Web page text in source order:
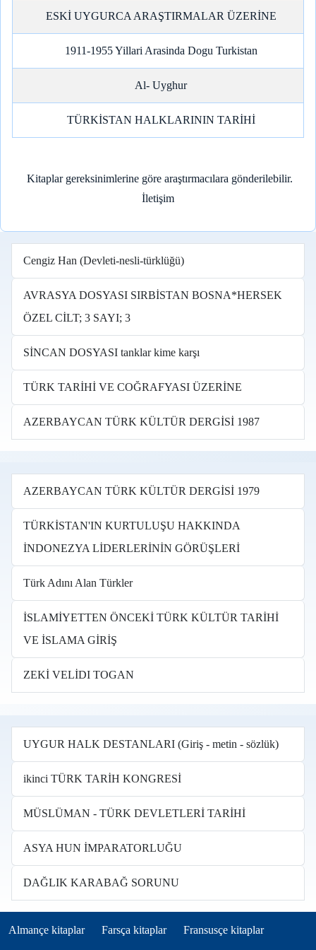
ESKİ UYGURCA ARAŞTIRMALAR ÜZERİNE
1911-1955 Yillari Arasinda Dogu Turkistan
Al- Uyghur
TÜRKİSTAN HALKLARININ TARİHİ
Kitaplar gereksinimlerine göre araştırmacılara gönderilebilir.
İletişim
Cengiz Han (Devleti-nesli-türklüğü)
AVRASYA DOSYASI SIRBİSTAN BOSNA*HERSEK
ÖZEL CİLT; 3 SAYI; 3
SİNCAN DOSYASI tanklar kime karşı
TÜRK TARİHİ VE COĞRAFYASI ÜZERİNE
AZERBAYCAN TÜRK KÜLTÜR DERGİSİ 1987
AZERBAYCAN TÜRK KÜLTÜR DERGİSİ 1979
TÜRKİSTAN'IN KURTULUŞU HAKKINDA
İNDONEZYA LİDERLERİNİN GÖRÜŞLERİ
Türk Adını Alan Türkler
İSLAMİYETTEN ÖNCEKİ TÜRK KÜLTÜR TARİHİ
VE İSLAMA GİRİŞ
ZEKİ VELİDI TOGAN
UYGUR HALK DESTANLARI (Giriş - metin - sözlük)
ikinci TÜRK TARİH KONGRESİ
MÜSLÜMAN - TÜRK DEVLETLERİ TARİHİ
ASYA HUN İMPARATORLUĞU
DAĞLIK KARABAĞ SORUNU
Almançe kitaplar
(opens in new tab) Farsça kitaplar
(opens in new tab) Fransusçe kitaplar
(opens in new tab)